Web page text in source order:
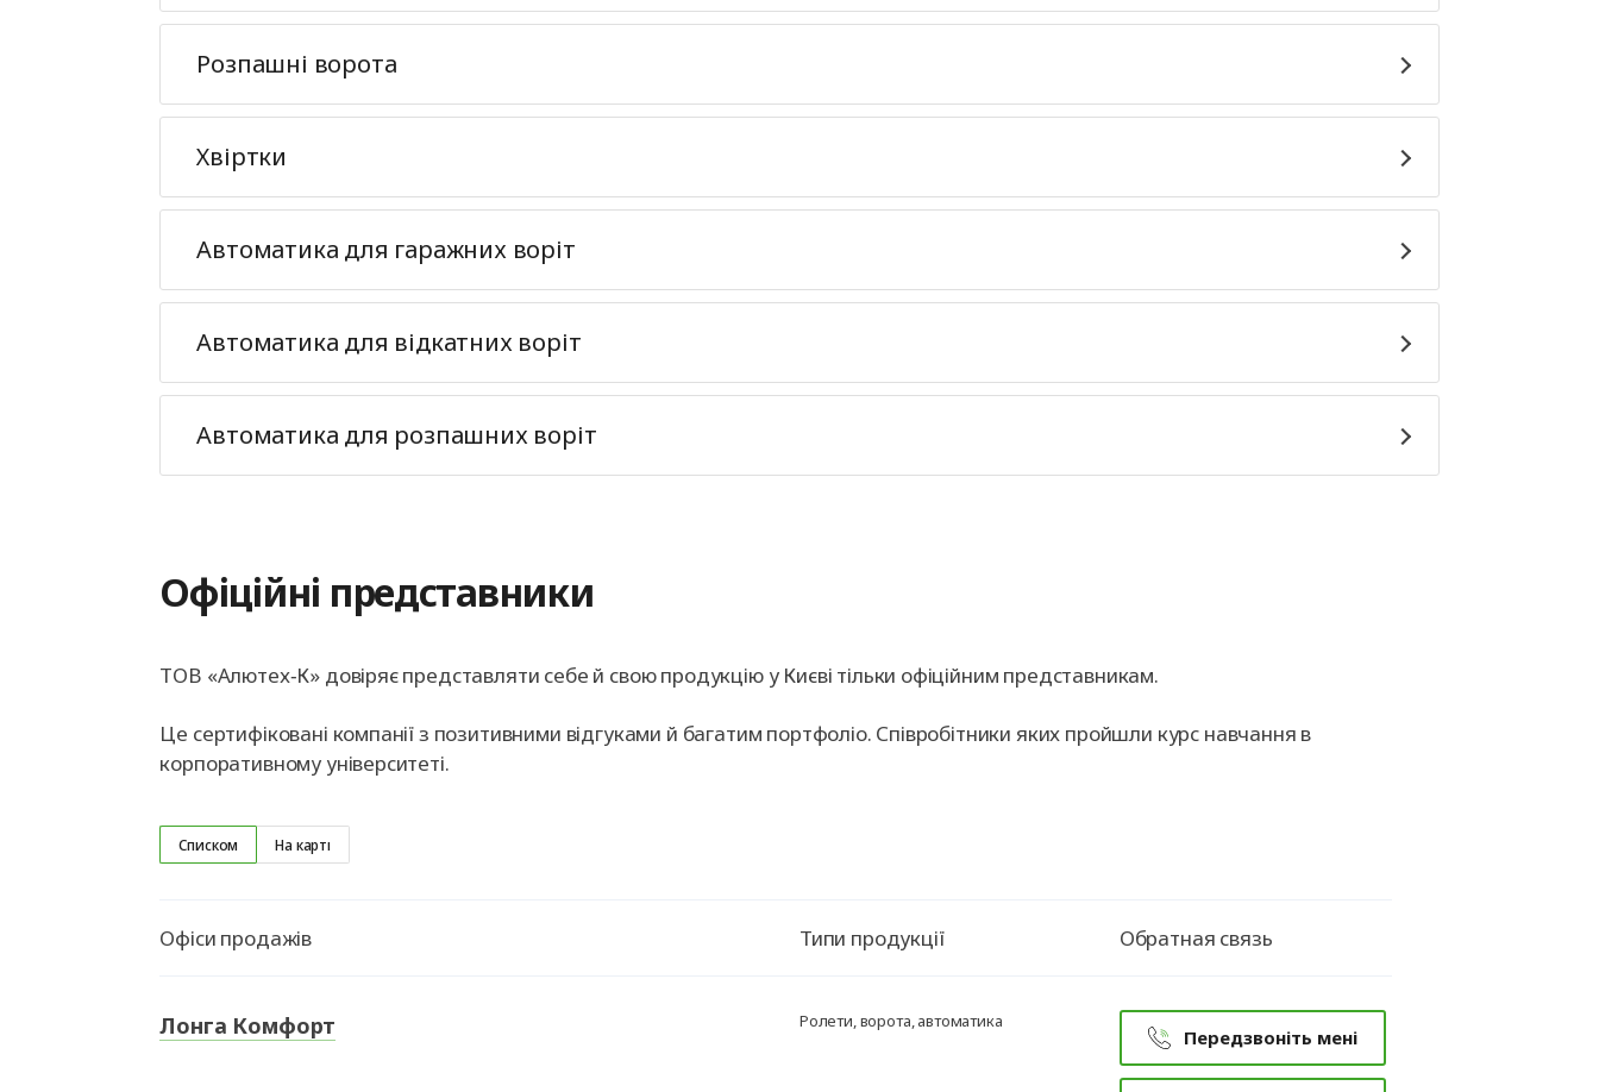
Розпашні ворота
Хвіртки
Автоматика для гаражних воріт
Автоматика для відкатних воріт
Автоматика для розпашних воріт
Офіційні представники
ТОВ «Алютех‑К» довіряє представляти себе й свою продукцію у Києві тільки офіційним представникам.
Це сертифіковані компанії з позитивними відгуками й багатим портфоліо. Співробітники яких пройшли курс навчання в
корпоративному університеті.
Списком На карті
Офіси продажів Типи продукції Обратная связь
Лонга Комфорт Ролети, ворота, автоматика
Передзвоніть мені